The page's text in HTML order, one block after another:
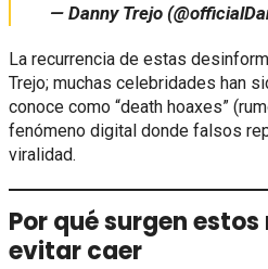
— Danny Trejo
La recurrencia de estas
Trejo; muchas celebridades han
conoce como “death hoaxes”
fenómeno digital donde falsos
viralidad.
Por qué surgen
evitar caer